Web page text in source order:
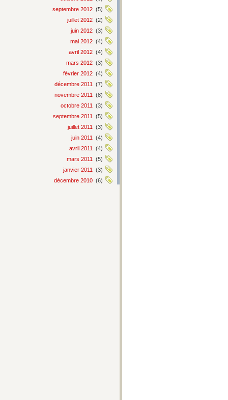
septembre 2012 (5)
juillet 2012 (2)
juin 2012 (3)
mai 2012 (4)
avril 2012 (4)
mars 2012 (3)
février 2012 (4)
décembre 2011
(7)
novembre 2011
(8)
octobre 2011
(3)
septembre 2011
(5)
juillet 2011
(3)
juin 2011
(4)
avril 2011
(4)
mars 2011
(5)
janvier 2011
(3)
décembre 2010 (6)